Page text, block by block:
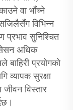
वा भाँच्ने
विभिन्न
प्रभाव सुनिश्चित
अधिक
प्रयोगको
व्यापक सुरक्षा
विस्तार